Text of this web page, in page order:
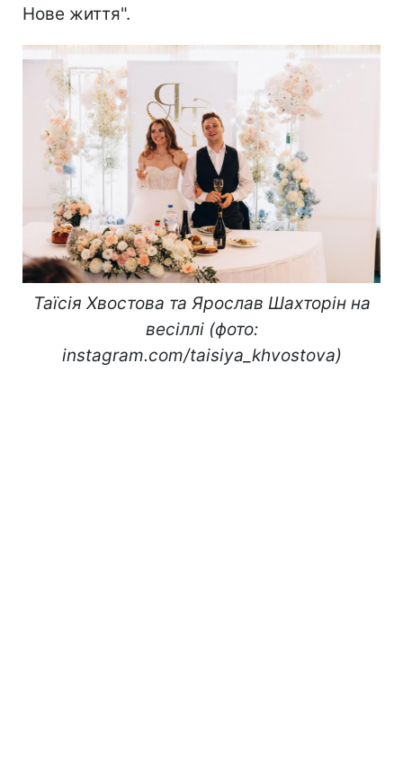
Нове життя".
Таїсія Хвостова та Ярослав Шахторін на
весіллі (фото:
instagram.com/taisiya_khvostova)